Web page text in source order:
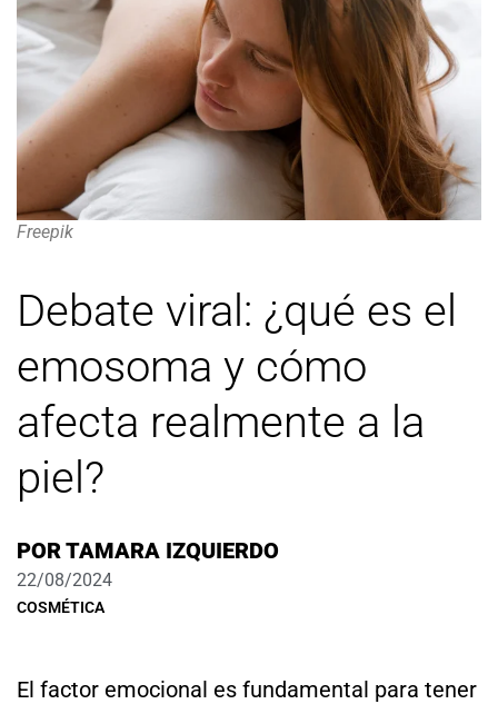
Freepik
Debate viral: ¿qué es el
emosoma y cómo
afecta realmente a la
piel?
PORTAMARA IZQUIERDO
22/08/2024
COSMÉTICA
El factor emocional es fundamental para tener